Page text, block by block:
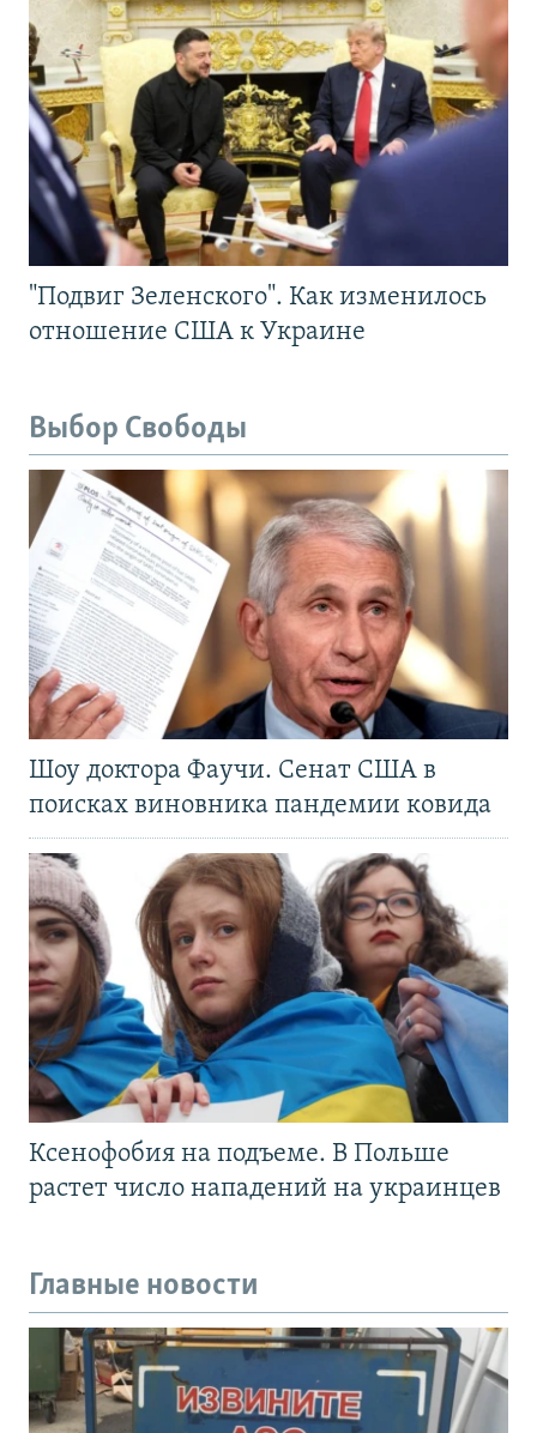
"Подвиг Зеленского". Как изменилось
отношение США к Украине
Выбор Свободы
Шоу доктора Фаучи. Сенат США в
поисках виновника пандемии ковида
Ксенофобия на подъеме. В Польше
растет число нападений на украинцев
Главные новости